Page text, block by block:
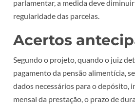
parlamentar, a medida deve
regularidade das parcelas.
Acertos
Segundo o projeto, quando o juiz
pagamento da pensão alimentícia,
dados necessários para o depósito,
mensal da prestação, o prazo de